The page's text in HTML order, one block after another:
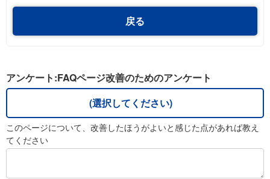
戻る
アンケート:FAQページ改善のためのアンケート
(選択してください)
このページについて、改善したほうがよいと感じた点があれば教え
てください